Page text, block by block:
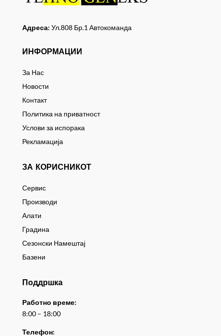
Адреса: Ул.808 Бр.1 Автокоманда
ИНФОРМАЦИИ
За Нас
Новости
Контакт
Политика на приватност
Услови за испорака
Рекламација
ЗА КОРИСНИКОТ
Сервис
Производи
Алати
Градина
Сезонски Намештај
Базени
Поддршка
Работно време:
8:00 – 18:00
Телефон: